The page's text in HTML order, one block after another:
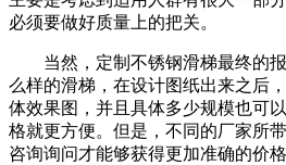
必须要做好质量上的把关。
当然，定制不锈钢滑梯最终的
么样的滑梯，在设计图纸出来之后
体效果图，并且具体多少规模也可
格就更方便。但是，不同的厂家所
咨询询问才能够获得更加准确的价格